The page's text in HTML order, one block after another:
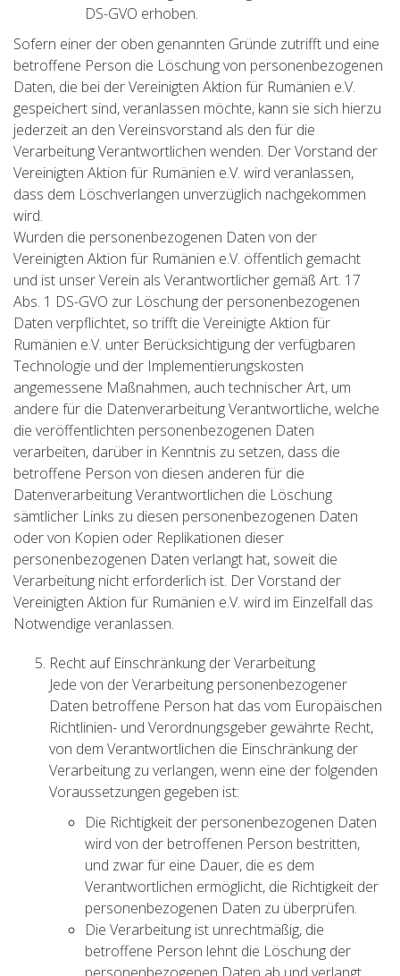
DS-GVO erhoben.
Sofern einer der oben genannten Gründe zutrifft und eine
betroffene Person die Löschung von personenbezogenen
Daten, die bei der Vereinigten Aktion für Rumänien e.V.
gespeichert sind, veranlassen möchte, kann sie sich hierzu
jederzeit an den Vereinsvorstand als den für die
Verarbeitung Verantwortlichen wenden. Der Vorstand der
Vereinigten Aktion für Rumänien e.V. wird veranlassen,
dass dem Löschverlangen unverzüglich nachgekommen
wird.
Wurden die personenbezogenen Daten von der
Vereinigten Aktion für Rumänien e.V. öffentlich gemacht
und ist unser Verein als Verantwortlicher gemäß Art. 17
Abs. 1 DS-GVO zur Löschung der personenbezogenen
Daten verpflichtet, so trifft die Vereinigte Aktion für
Rumänien e.V. unter Berücksichtigung der verfügbaren
Technologie und der Implementierungskosten
angemessene Maßnahmen, auch technischer Art, um
andere für die Datenverarbeitung Verantwortliche, welche
die veröffentlichten personenbezogenen Daten
verarbeiten, darüber in Kenntnis zu setzen, dass die
betroffene Person von diesen anderen für die
Datenverarbeitung Verantwortlichen die Löschung
sämtlicher Links zu diesen personenbezogenen Daten
oder von Kopien oder Replikationen dieser
personenbezogenen Daten verlangt hat, soweit die
Verarbeitung nicht erforderlich ist. Der Vorstand der
Vereinigten Aktion für Rumänien e.V. wird im Einzelfall das
Notwendige veranlassen.
Recht auf Einschränkung der Verarbeitung
Jede von der Verarbeitung personenbezogener
Daten betroffene Person hat das vom Europäischen
Richtlinien- und Verordnungsgeber gewährte Recht,
von dem Verantwortlichen die Einschränkung der
Verarbeitung zu verlangen, wenn eine der folgenden
Voraussetzungen gegeben ist:
Die Richtigkeit der personenbezogenen Daten
wird von der betroffenen Person bestritten,
und zwar für eine Dauer, die es dem
Verantwortlichen ermöglicht, die Richtigkeit der
personenbezogenen Daten zu überprüfen.
Die Verarbeitung ist unrechtmäßig, die
betroffene Person lehnt die Löschung der